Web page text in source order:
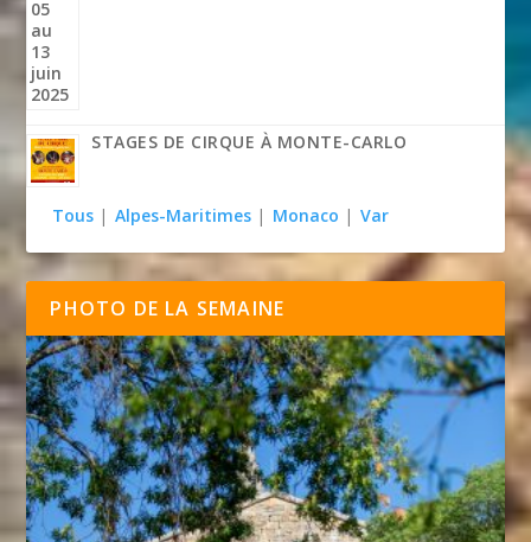
STAGES DE CIRQUE À MONTE-CARLO
Tous | Alpes-Maritimes | Monaco | Var
PHOTO DE LA SEMAINE